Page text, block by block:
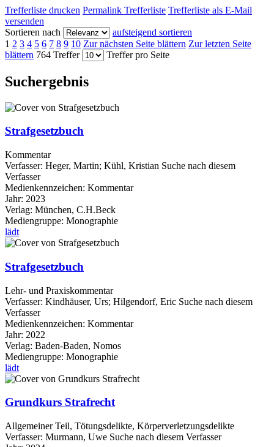
Trefferliste drucken Permalink Trefferliste Trefferliste als E-Mail
versenden
Sortieren nach
aufsteigend sortieren
1 2 3 4 5 6 7 8 9 10 Zur nächsten Seite blättern Zur letzten Seite
blättern 764 Treffer Treffer pro Seite
Suchergebnis
Strafgesetzbuch
Kommentar
Verfasser: Heger, Martin; Kühl, Kristian Suche nach diesem
Verfasser
Medienkennzeichen: Kommentar
Jahr: 2023
Verlag: München, C.H.Beck
Mediengruppe: Monographie
lädt
Strafgesetzbuch
Lehr- und Praxiskommentar
Verfasser: Kindhäuser, Urs; Hilgendorf, Eric Suche nach diesem
Verfasser
Medienkennzeichen: Kommentar
Jahr: 2022
Verlag: Baden-Baden, Nomos
Mediengruppe: Monographie
lädt
Grundkurs Strafrecht
Allgemeiner Teil, Tötungsdelikte, Körperverletzungsdelikte
Verfasser: Murmann, Uwe Suche nach diesem Verfasser